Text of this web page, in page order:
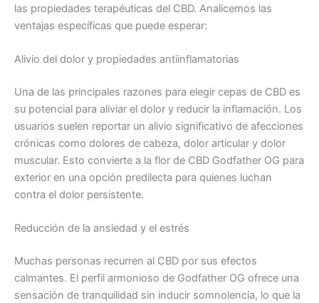
las propiedades terapéuticas del CBD. Analicemos las
ventajas específicas que puede esperar:
Alivio del dolor y propiedades antiinflamatorias
Una de las principales razones para elegir cepas de CBD es
su potencial para aliviar el dolor y reducir la inflamación. Los
usuarios suelen reportar un alivio significativo de afecciones
crónicas como dolores de cabeza, dolor articular y dolor
muscular. Esto convierte a la flor de CBD Godfather OG para
exterior en una opción predilecta para quienes luchan
contra el dolor persistente.
Reducción de la ansiedad y el estrés
Muchas personas recurren al CBD por sus efectos
calmantes. El perfil armonioso de Godfather OG ofrece una
sensación de tranquilidad sin inducir somnolencia, lo que la